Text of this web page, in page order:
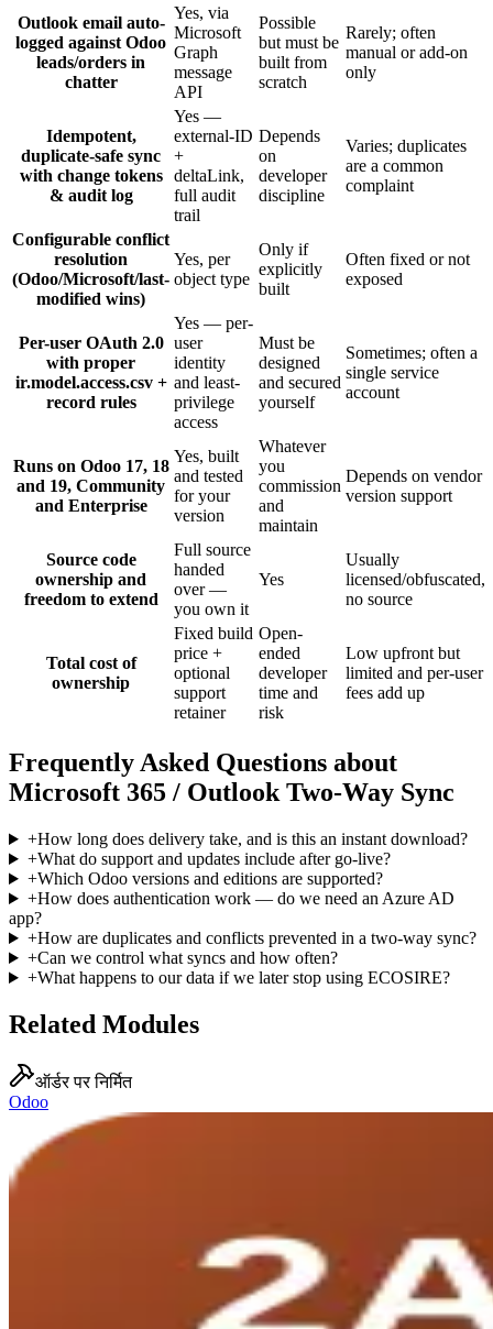
Outlook email auto-
logged against Odoo
leads/orders in
chatter
Yes, via
Microsoft
Graph
message
API
Possible
but must be
built from
scratch
Rarely; often
manual or add-on
only
Idempotent,
duplicate-safe sync
with change tokens
& audit log
Yes —
external-ID
+
deltaLink,
full audit
trail
Depends
on
developer
discipline
Varies; duplicates
are a common
complaint
Configurable conflict
resolution
(Odoo/Microsoft/last-
modified wins)
Yes, per
object type
Only if
explicitly
built
Often fixed or not
exposed
Per-user OAuth 2.0
with proper
ir.model.access.csv +
record rules
Yes — per-
user
identity
and least-
privilege
access
Must be
designed
and secured
yourself
Sometimes; often a
single service
account
Runs on Odoo 17, 18
and 19, Community
and Enterprise
Yes, built
and tested
for your
version
Whatever
you
commission
and
maintain
Depends on vendor
version support
Source code
ownership and
freedom to extend
Full source
handed
over —
you own it
Yes
Usually
licensed/obfuscated,
no source
Total cost of
ownership
Fixed build
price +
optional
support
retainer
Open-
ended
developer
time and
risk
Low upfront but
limited and per-user
fees add up
Frequently Asked Questions about
Microsoft 365 / Outlook Two-Way Sync
+How long does delivery take, and is this an instant download?
+What do support and updates include after go-live?
+Which Odoo versions and editions are supported?
+How does authentication work — do we need an Azure AD
app?
+How are duplicates and conflicts prevented in a two-way sync?
+Can we control what syncs and how often?
+What happens to our data if we later stop using ECOSIRE?
Related Modules
ऑर्डर पर निर्मित
Odoo